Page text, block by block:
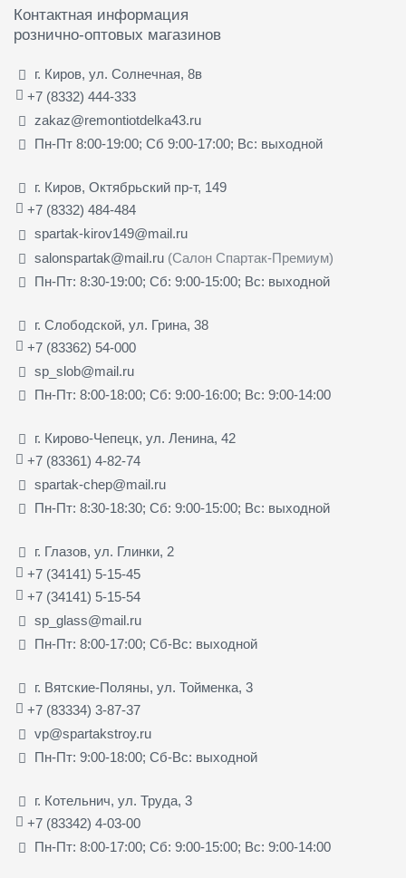
Контактная информация
рознично-оптовых магазинов
г. Киров, ул. Солнечная, 8в
+7 (8332) 444-333
zakaz@remontiotdelka43.ru
Пн-Пт 8:00-19:00; Сб 9:00-17:00; Вс: выходной
г. Киров, Октябрьский пр-т, 149
+7 (8332) 484-484
spartak-kirov149@mail.ru
salonspartak@mail.ru (Салон Спартак-Премиум)
Пн-Пт: 8:30-19:00; Сб: 9:00-15:00; Вс: выходной
г. Слободской, ул. Грина, 38
+7 (83362) 54-000
sp_slob@mail.ru
Пн-Пт: 8:00-18:00; Сб: 9:00-16:00; Вс: 9:00-14:00
г. Кирово-Чепецк, ул. Ленина, 42
+7 (83361) 4-82-74
spartak-chep@mail.ru
Пн-Пт: 8:30-18:30; Сб: 9:00-15:00; Вс: выходной
г. Глазов, ул. Глинки, 2
+7 (34141) 5-15-45
+7 (34141) 5-15-54
sp_glass@mail.ru
Пн-Пт: 8:00-17:00; Сб-Вс: выходной
г. Вятские-Поляны, ул. Тойменка, 3
+7 (83334) 3-87-37
vp@spartakstroy.ru
Пн-Пт: 9:00-18:00; Сб-Вс: выходной
г. Котельнич, ул. Труда, 3
+7 (83342) 4-03-00
Пн-Пт: 8:00-17:00; Сб: 9:00-15:00; Вс: 9:00-14:00